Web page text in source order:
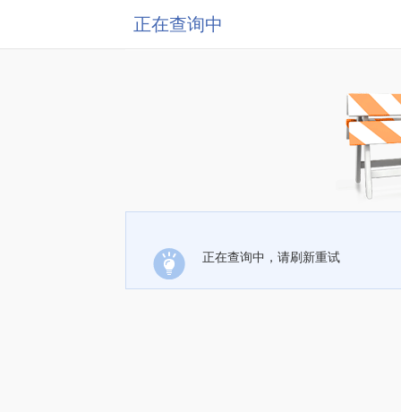
正在查询中
正在查询中，请刷新重试